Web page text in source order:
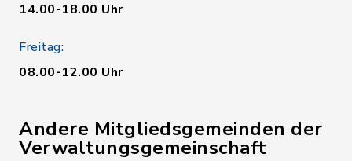
14.00-18.00 Uhr
Freitag:
08.00-12.00 Uhr
Andere Mitgliedsgemeinden der
Verwaltungsgemeinschaft